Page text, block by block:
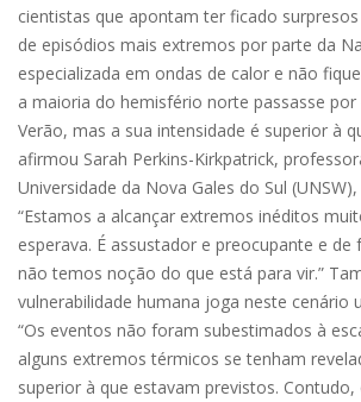
cientistas que apontam ter ficado
de episódios mais extremos por parte da
especializada em ondas de calor e não
a maioria do hemisfério norte passasse
Verão, mas a sua intensidade é superior à
afirmou Sarah Perkins-Kirkpatrick,
Universidade da Nova Gales do Sul
“Estamos a alcançar extremos inéditos
esperava. É assustador e preocupante e de
não temos noção do que está para vir.”
vulnerabilidade humana joga neste cenário
“Os eventos não foram subestimados à
alguns extremos térmicos se tenham
superior à que estavam previstos.